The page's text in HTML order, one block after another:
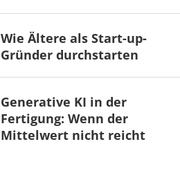
Wie Ältere als Start-up-
Gründer durchstarten
Generative KI in der
Fertigung: Wenn der
Mittelwert nicht reicht